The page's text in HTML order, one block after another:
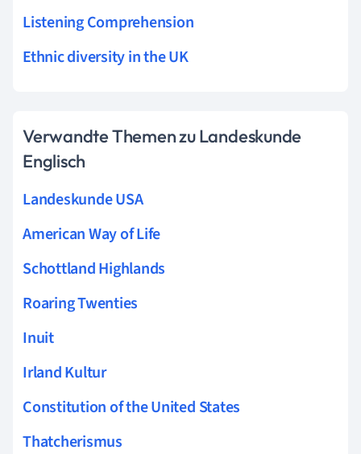
Listening Comprehension
Ethnic diversity in the UK
Verwandte Themen zu Landeskunde
Englisch
Landeskunde USA
American Way of Life
Schottland Highlands
Roaring Twenties
Inuit
Irland Kultur
Constitution of the United States
Thatcherismus